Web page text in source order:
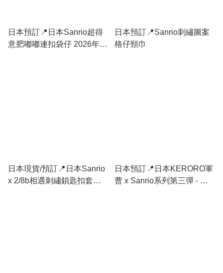
日本預訂📍日本Sanrio超得
意肥嘟嘟連扣袋仔 2026年9
日本預訂📍Sanrio刺繡圖案
格仔頸巾
日本現貨/預訂📍日本Sanrio
x 2/8b相遇刺繡鎖匙扣套裝
日本預訂📍日本KERORO軍
曹 x Sanrio系列第三彈 - 公